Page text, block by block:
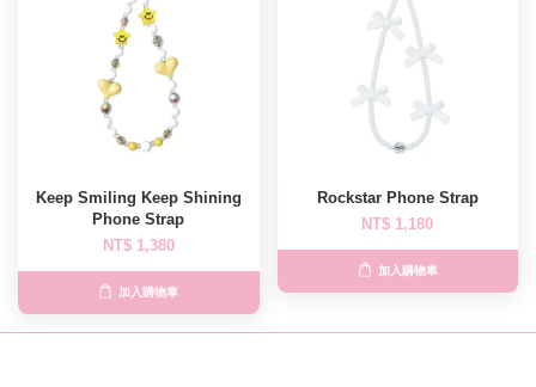
Keep Smiling Keep Shining
Phone Strap
NT$ 1,380
加入購物車
Rockstar Phone Strap
NT$ 1,180
加入購物車